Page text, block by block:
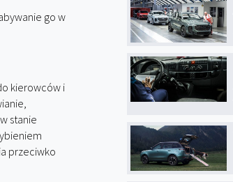
go w
kierowców i
stanie
przeciwko